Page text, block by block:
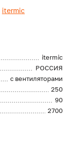
itermic
itermic
РОССИЯ
с вентиляторами
250
90
2700